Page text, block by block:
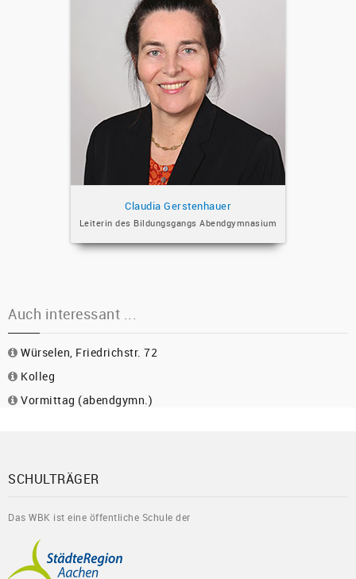
Claudia Gerstenhauer
Leiterin des Bildungsgangs Abendgymnasium
Leiterin des Bildungsgangs
Abendgymnasium
Koordinatorin für Studien- und
Berufsorientierung
Leitung der SV
Vertrauenslehrerin
Vorsitz Förderverein
Schreiben Sie mir
Auch interessant ...
Würselen, Friedrichstr. 72
Kolleg
Vormittag (abendgymn.)
SCHULTRÄGER
Das WBK ist eine öffentliche Schule der